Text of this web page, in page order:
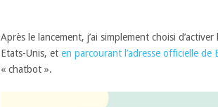
Après le lancement, j’ai simplement choisi
Etats-Unis, et en parcourant l’adresse officielle de
« chatbot ».